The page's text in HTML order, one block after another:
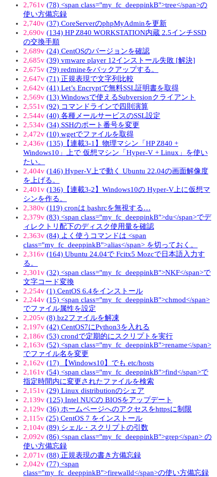
2,761v (78) <span class="my_fc_deeppinkB">tree</span>の
使い方備忘録
2,740v (37) CoreServerのphpMyAdminを更新
2,690v (134) HP Z840 WORKSTATION内蔵 2.5インチSSD
の交換手順
2,689v (24) CentOSのバージョンを確認
2,685v (39) vmware player 12インストール失敗 [解決]
2,675v (79) redmineをバックアップする。
2,647v (71) 正規表現で文字列比較
2,642v (41) Let’s Encryptで無料SSL証明書を取得
2,569v (13) Windowsで使えるSubversionクライアント
2,551v (92) コマンドラインで四則演算
2,544v (40) 各種メールサービスのSSL設定
2,534v (34) SSHのポート番号を変更
2,472v (10) wgetでファイルを取得
2,436v (135)【連載3-1】物理マシン「HP Z840 +
Windows10」上で 仮想マシン「Hyper-V + Linux」を使い
たい。
2,404v (146) Hyper-V上で動く Ubuntu 22.04の画面解像度
を上げる。
2,401v (136)【連載3-2】Windows10の Hyper-V上に仮想マ
シンを作る。
2,380v (119) cronは bashrcを無視する…
2,379v (83) <span class="my_fc_deeppinkB">du</span>でデ
ィレクトリ配下のディスク使用量を確認
2,363v (84) よく使うコマンドは <span
class="my_fc_deeppinkB">alias</span> を切っておく。
2,316v (164) Ubuntu 24.04で Fcitx5 Mozcで日本語入力す
る。
2,301v (32) <span class="my_fc_deeppinkB">NKF</span>で
文字コード変換
2,254v (1) CentOS 6.4をインストール
2,244v (15) <span class="my_fc_deeppinkB">chmod</span>
でファイル属性を設定
2,205v (8) bz2ファイルを解凍
2,197v (42) CentOS7にPython3を入れる
2,186v (53) crondで定期的にスクリプトを実行
2,163v (52) <span class="my_fc_deeppinkB">rename</span>
でファイル名を変更
2,162v (17) 【Windows10】でも etc/hosts
2,161v (54) <span class="my_fc_deeppinkB">find</span>で
指定時間内に変更されたファイルを検索
2,151v (29) Linux distributionのシェア
2,139v (125) Intel NUCの BIOSをアップデート
2,129v (36) ホームページへのアクセスをhttpsに制限
2,115v (25) CentOS 7 をインストール
2,104v (89) シェル・スクリプトの引数
2,092v (86) <span class="my_fc_deeppinkB">grep</span> の
使い方備忘録
2,071v (88) 正規表現の書き方備忘録
2,042v (77) <span
class="my_fc_deeppinkB">firewalld</span>の使い方備忘録